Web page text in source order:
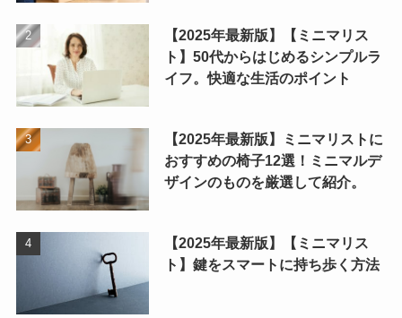
【2025年最新版】【ミニマリス
ト】50代からはじめるシンプルラ
イフ。快適な生活のポイント
【2025年最新版】ミニマリストに
おすすめの椅子12選！ミニマルデ
ザインのものを厳選して紹介。
【2025年最新版】【ミニマリス
ト】鍵をスマートに持ち歩く方法